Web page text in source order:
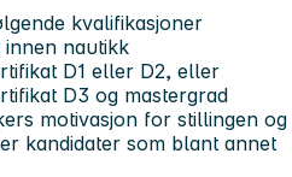
kvalifikasjoner
nautikk
D1 eller D2, eller
D3 og mastergrad
motivasjon for stillingen og
kandidater som blant annet